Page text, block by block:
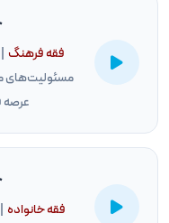
فقه فرهنگ
مسئولیت‌های
عرصه
فقه خانواده